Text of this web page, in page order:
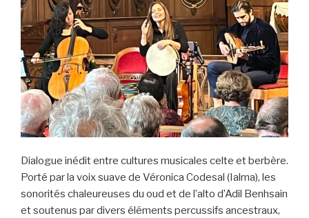
Dialogue inédit entre cultures musicales celte et berbère.
Porté par la voix suave de Véronica Codesal (Ialma), les
sonorités chaleureuses du oud et de l’alto d’Adil Benhsain
et soutenus par divers éléments percussifs ancestraux,